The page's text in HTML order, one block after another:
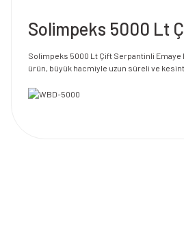
Solimpeks 5000 Lt
Solimpeks 5000 Lt Çift Serpantinli Emaye
ürün, büyük hacmiyle uzun süreli ve